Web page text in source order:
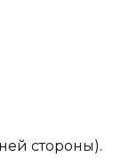
стороны).